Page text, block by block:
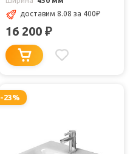
доставим 8.08 за 400₽
16 200 ₽
-23%